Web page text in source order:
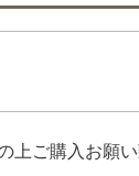
セットアップ
サントゴルフ
トレッチ】 【中
GOLF スカート
上ご購入お願い